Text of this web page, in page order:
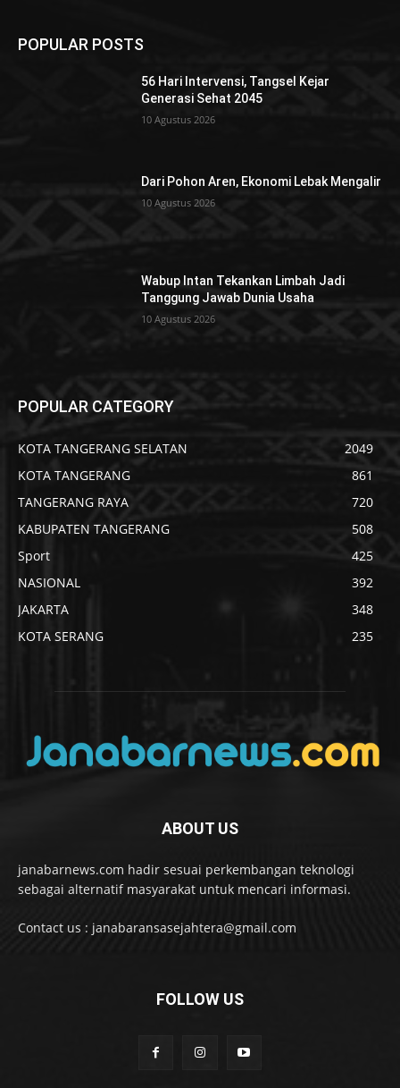
POPULAR POSTS
56 Hari Intervensi, Tangsel Kejar
Generasi Sehat 2045
10 Agustus 2026
Dari Pohon Aren, Ekonomi Lebak Mengalir
10 Agustus 2026
Wabup Intan Tekankan Limbah Jadi
Tanggung Jawab Dunia Usaha
10 Agustus 2026
POPULAR CATEGORY
KOTA TANGERANG SELATAN
2049
KOTA TANGERANG
861
TANGERANG RAYA
720
KABUPATEN TANGERANG
508
Sport
425
NASIONAL
392
JAKARTA
348
KOTA SERANG
235
ABOUT US
janabarnews.com hadir sesuai perkembangan teknologi
sebagai alternatif masyarakat untuk mencari informasi.
Contact us : janabaransasejahtera@gmail.com
FOLLOW US